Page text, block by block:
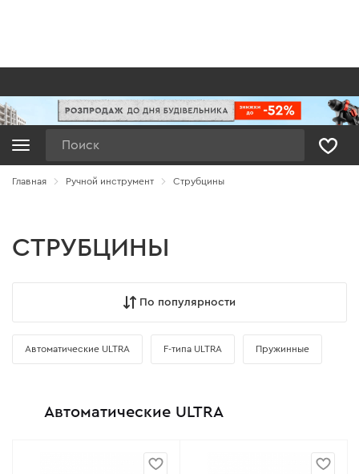
Главная Ручной инструмент Струбцины
СТРУБЦИНЫ
По популярности
Автоматические ULTRA F-типа ULTRA Пружинные
Автоматические ULTRA